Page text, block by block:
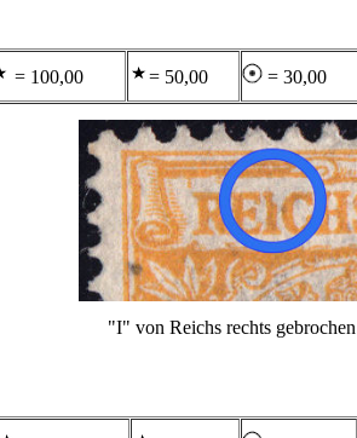
= 100,00 = 50,00 = 30,00
"I" von Reichs rechts gebrochen